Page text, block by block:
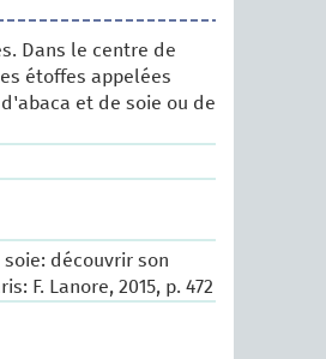
Dans le centre de
étoffes appelées
et de soie ou de
soie: découvrir son
F. Lanore, 2015, p. 472